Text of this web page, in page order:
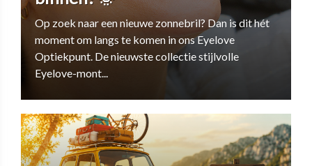
Op zoek naar een nieuwe zonnebril? Dan is dit hét
moment om langs te komen in ons Eyelove
Optiekpunt. De nieuwste collectie stijlvolle
Eyelove-mont...